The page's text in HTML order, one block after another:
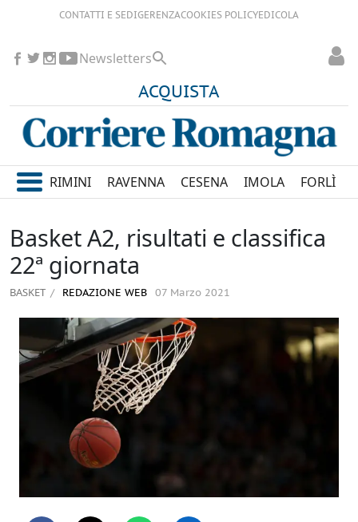
CONTATTI E SEDIGERENZACOOKIES POLICYEDICOLA
ACQUISTA
Newsletters
RIMINI RAVENNA CESENA IMOLA FORLÌ
Basket A2, risultati e classifica
22ª giornata
BASKET REDAZIONE WEB 07 Marzo 2021